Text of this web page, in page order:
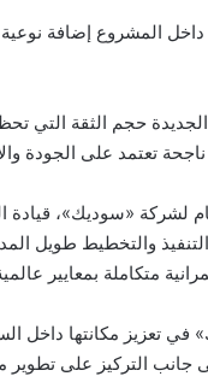
المشروع إضافة
حجم الثقة التي
تعتمد على الجودة
لشركة «سوديك»،
والتخطيط طويل
متكاملة بمعايير
في تعزيز مكانتها داخل
جانب التركيز على تطوير